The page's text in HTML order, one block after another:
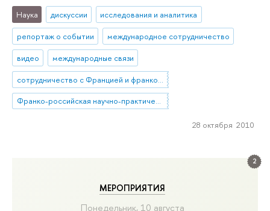
2
МЕРОПРИЯТИЯ
Понедельник, 10 августа
Наука дискуссии
исследования и аналитика
репортаж о событии
международное сотрудничество
видео
международные связи
сотрудничество с Францией и франкоязычными странами
Франко-российская научно-практическая конференции «Экономика, политика, общество: новые вызовы, новые возможности»
28 октября 2010